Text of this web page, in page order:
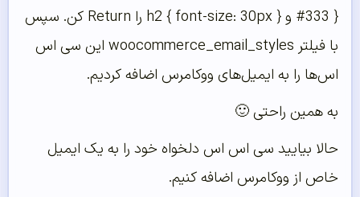
#333 } و h2 { font-size: 30px } را Return کن. سپس
با فیلتر woocommerce_email_styles این سی اس
اس‌ها را به ایمیل‌های ووکامرس اضافه کردیم.
به همین راحتی 🙂
حالا بیایید سی اس اس دلخواه خود را به یک ایمیل
خاص از ووکامرس اضافه کنیم.